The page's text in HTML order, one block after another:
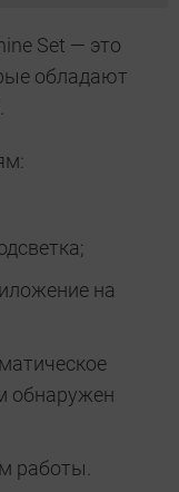
Set — это
обладают
на
обнаружен
работы.